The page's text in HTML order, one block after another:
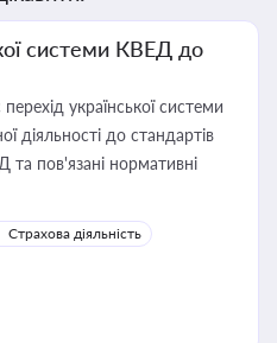
системи КВЕД до
української системи
діяльності до стандартів
та пов'язані нормативні
Страхова діяльність